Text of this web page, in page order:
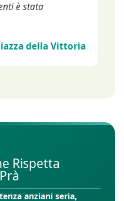
è stata
della Vittoria
Rispetta
anziani seria,